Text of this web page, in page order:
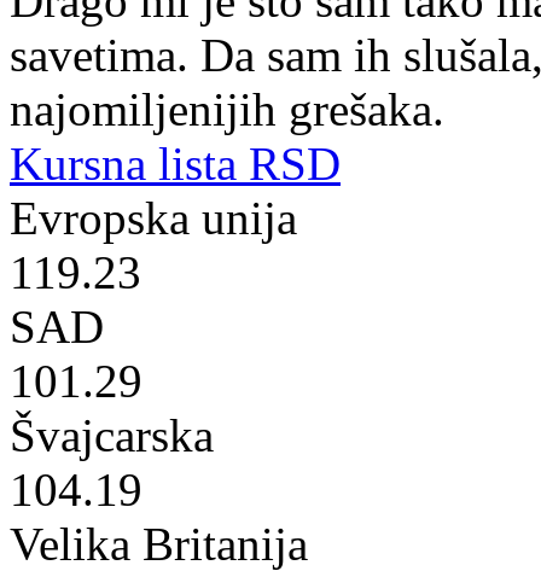
savetima. Da sam ih
najomiljenijih grešaka.
Kursna lista RSD
Evropska unija
119.23
SAD
101.29
Švajcarska
104.19
Velika Britanija